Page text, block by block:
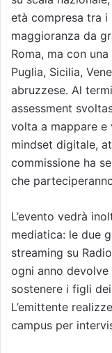
età compresa tra i
maggioranza da
Roma, ma con
Puglia, Sicilia,
abruzzese. Al
assessment
volta a mappare e
mindset digitale,
commissione ha
che
L’evento vedrà
mediatica: le due
streaming su
ogni anno
sostenere i figli
L’emittente
campus per